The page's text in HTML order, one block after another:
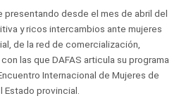
presentando desde el mes de abril del
y ricos intercambios ante mujeres
de la red de comercialización,
las que DAFAS articula su programa
Internacional de Mujeres de
provincial.